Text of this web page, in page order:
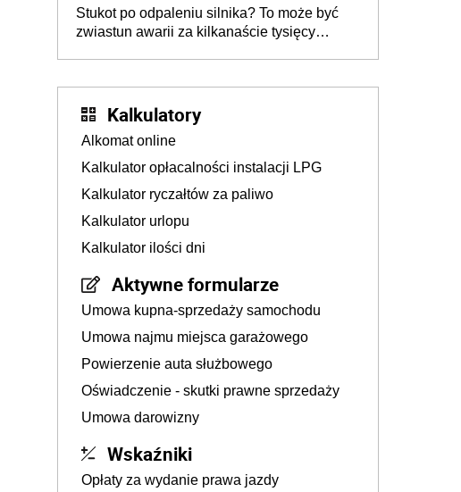
Stukot po odpaleniu silnika? To może być
zwiastun awarii za kilkanaście tysięcy
Kalkulatory
Alkomat online
Kalkulator opłacalności instalacji LPG
Kalkulator ryczałtów za paliwo
Kalkulator urlopu
Kalkulator ilości dni
Aktywne formularze
Umowa kupna-sprzedaży samochodu
Umowa najmu miejsca garażowego
Powierzenie auta służbowego
Oświadczenie - skutki prawne sprzedaży
Umowa darowizny
Wskaźniki
Opłaty za wydanie prawa jazdy